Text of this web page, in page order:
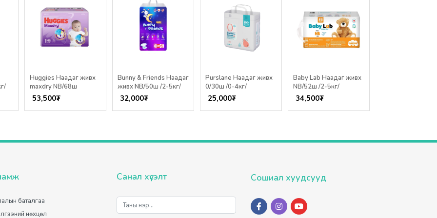
Huggies Наадаг живх
maxdry NB/68ш
53,500₮
Bunny & Friends Наадаг
живх NB/50ш /2-5кг/
32,000₮
Purslane Наадаг живх
0/30ш /0-4кг/
25,000₮
Baby Lab Наадаг живх
NB/52ш /2-5кг/
34,500₮
баталгаа
нөхцөл
Санал хүсэлт Сошиал хуудсууд